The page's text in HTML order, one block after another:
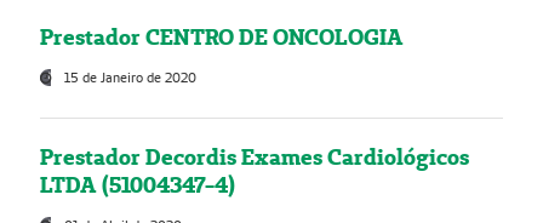
Prestador CENTRO DE ONCOLOGIA
15 de Janeiro de 2020
Prestador Decordis Exames Cardiológicos
LTDA (51004347-4)